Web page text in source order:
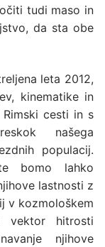
tudi maso in
da sta obe
leta 2012,
kinematike in
cesti in s
našega
populacij.
bomo lahko
lastnosti z
v kozmološkem
vektor hitrosti
njihove